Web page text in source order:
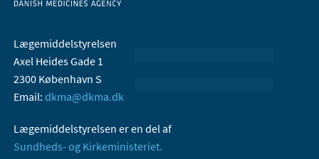
Lægemiddelstyrelsen
Axel Heides Gade 1
2300 København S
Email: dkma@dkma.dk
Lægemiddelstyrelsen er en del af
Sundheds- og Kirkeministeriet.